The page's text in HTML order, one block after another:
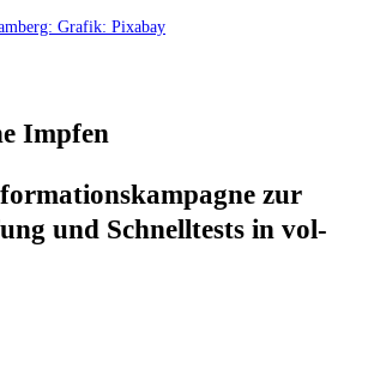
Impfen
zur
und Schnell­tests in vol­